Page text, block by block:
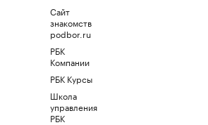
Сайт
знакомств
podbor.ru
РБК
Компании
РБК Курсы
Школа
управления
РБК